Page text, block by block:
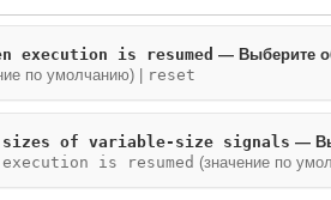
execution is resumed — Выберите
по умолчанию) | reset
sizes of variable-size signals —
execution is resumed (значение по